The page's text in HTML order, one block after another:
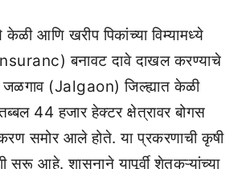
केळी आणि खरीप पिकांच्या विम्यामध्ये
बनावट दावे दाखल करण्याचे
(Jalgaon) जिल्ह्यात केळी
44 हजार हेक्टर क्षेत्रावर बोगस
समोर आले होते. या प्रकरणाची कृषी
सुरू आहे. शासनाने यापूर्वी शेतकऱ्यांच्या